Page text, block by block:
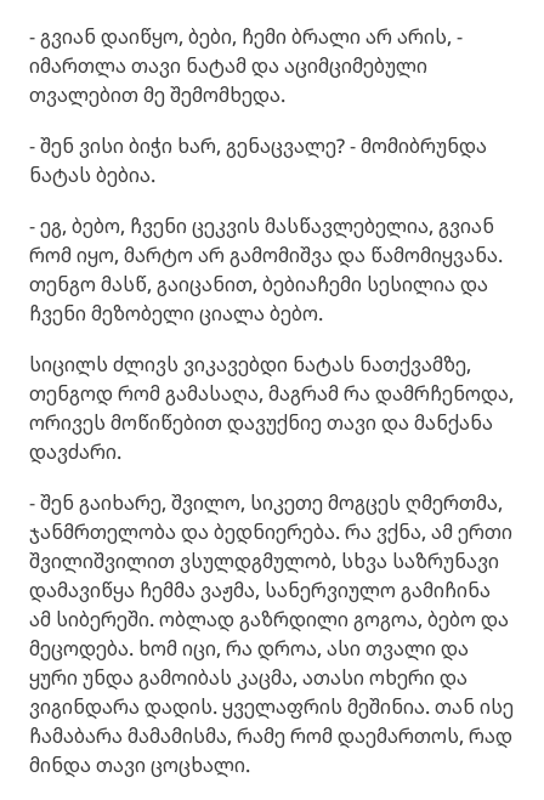
- გვიან დაიწყო, ბები, ჩემი ბრალი არ არის, -
იმართლა თავი ნატამ და აციმციმებული
თვალებით მე შემომხედა.
- შენ ვისი ბიჭი ხარ, გენაცვალე? - მომიბრუნდა
ნატას ბებია.
- ეგ, ბებო, ჩვენი ცეკვის მასწავლებელია, გვიან
რომ იყო, მარტო არ გამომიშვა და წამომიყვანა.
თენგო მასწ, გაიცანით, ბებიაჩემი სესილია და
ჩვენი მეზობელი ციალა ბებო.
სიცილს ძლივს ვიკავებდი ნატას ნათქვამზე,
თენგოდ რომ გამასაღა, მაგრამ რა დამრჩენოდა,
ორივეს მოწიწებით დავუქნიე თავი და მანქანა
დავძარი.
- შენ გაიხარე, შვილო, სიკეთე მოგცეს ღმერთმა,
ჯანმრთელობა და ბედნიერება. რა ვქნა, ამ ერთი
შვილიშვილით ვსულდგმულობ, სხვა საზრუნავი
დამავიწყა ჩემმა ვაჟმა, სანერვიულო გამიჩინა
ამ სიბერეში. ობლად გაზრდილი გოგოა, ბებო და
მეცოდება. ხომ იცი, რა დროა, ასი თვალი და
ყური უნდა გამოიბას კაცმა, ათასი ოხერი და
ვიგინდარა დადის. ყველაფრის მეშინია. თან ისე
ჩამაბარა მამამისმა, რამე რომ დაემართოს, რად
მინდა თავი ცოცხალი.